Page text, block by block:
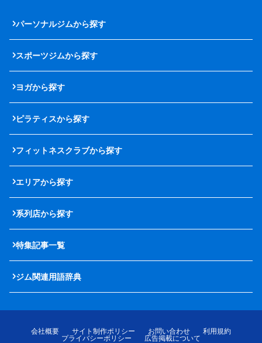
パーソナルジムから探す
スポーツジムから探す
ヨガから探す
ピラティスから探す
フィットネスクラブから探す
エリアから探す
系列店から探す
特集記事一覧
ジム関連用語辞典
会社概要 サイト制作ポリシー お問い合わせ
利用規約
プライバシーポリシー
広告掲載について